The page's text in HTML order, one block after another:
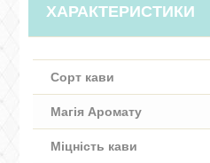
ХАРАКТЕРИСТИКИ
Сорт кави
Магія Аромату
Міцність кави